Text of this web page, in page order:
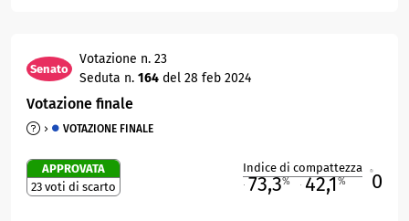
Senato
Votazione n. 23
Seduta n. 164 del 28 feb 2024
Votazione finale
VOTAZIONE FINALE
APPROVATA
23 voti di scarto
Indice di compattezza
73,3% 42,1% 0